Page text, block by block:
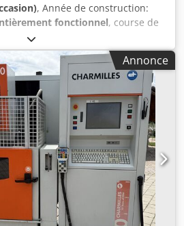
, Année de construction:
fonctionnel, course de
, course de l’axe Y:
axe Z:256 mm, GF AgieCharmilles
: 2018 Courses :
Z = 256 mm Courses des axes
maximale : 30° pour une hauteur
maximales de la pièce : 750 x 550 x
de la pièce : 200/450 kg Générateur
atteignable : Ra : 0,05 µm
: 0,05 – 0,30 mm, incluant
à bain d’eau avec enfilage
cuve abaissable automatiquement
Incluant la boîte manuelle
confortable Dedpfx Abjzlx A
Annonce